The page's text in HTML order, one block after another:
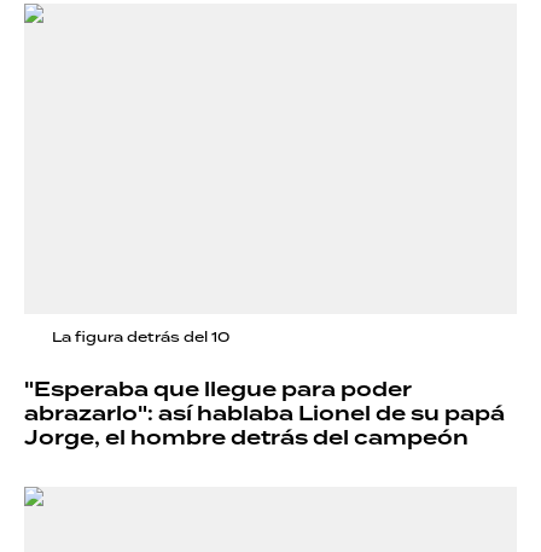
La figura detrás del 10
"Esperaba que llegue para poder
abrazarlo": así hablaba Lionel de su papá
Jorge, el hombre detrás del campeón